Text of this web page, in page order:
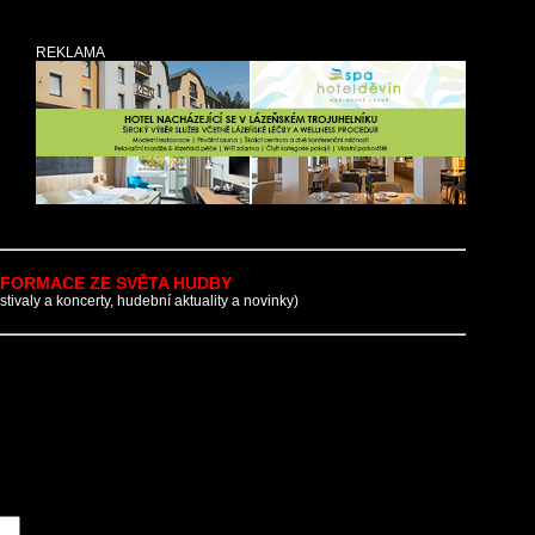
REKLAMA
ZE SVĚTA HUDBY
a koncerty, hudební aktuality a novinky)